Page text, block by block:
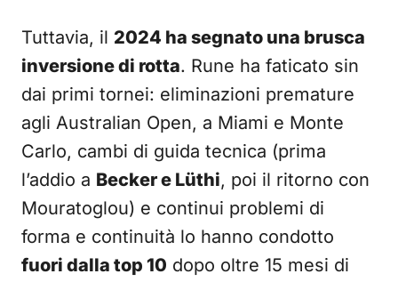
Tuttavia, il 2024 ha segnato una brusca
inversione di rotta. Rune ha faticato sin
dai primi tornei: eliminazioni premature
agli Australian Open, a Miami e Monte
Carlo, cambi di guida tecnica (prima
l’addio a Becker e Lüthi, poi il ritorno con
Mouratoglou) e continui problemi di
forma e continuità lo hanno condotto
fuori dalla top 10 dopo oltre 15 mesi di